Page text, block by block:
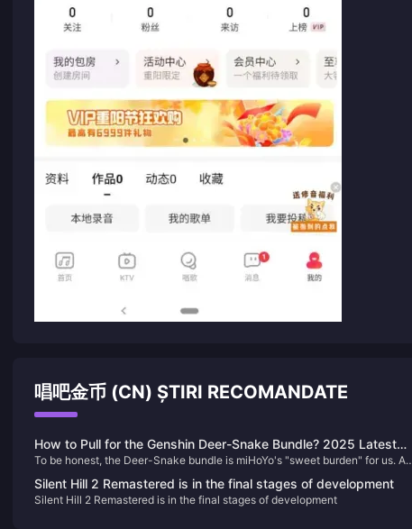
唱吧金币 (CN) ȘTIRI RECOMANDATE
How to Pull for the Genshin Deer-Snake Bundle? 2025 Latest
Gacha Strategy & Recharge Optimization Guide
To be honest, the Deer-Snake bundle is miHoYo's "sweet burden" for us. As
over two years, I advise you to calm down and evaluate character value
first. Don't let aesthetics cloud your judgment—though I almost went broke
Silent Hill 2 Remastered is in the final stages of development
Silent Hill 2 Remastered is in the final stages of development